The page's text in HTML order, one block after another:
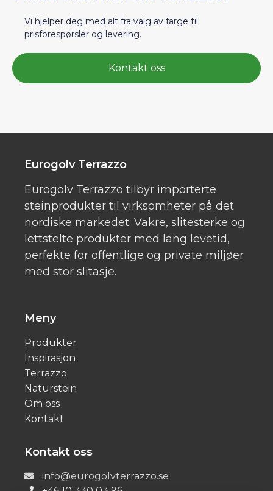
Vi hjelper deg med alt fra valg av farge til
prisforespørsler og levering.
Kontakt oss
Eurogolv Terrazzo
Eurogolv Terrazzo tilbyr importerte
steinprodukter til virksomheter på det
nordiske markedet. Vakre, slitesterke og
lettstelte produkter med lang levetid,
perfekte for offentlige og private miljøer
med stor slitasje.
Meny
Produkter
Inspirasjon
Terrazzo
Naturstein
Om oss
Kontakt
Kontakt oss
info@eurogolvterrazzo.se
+46 10 330 03 96